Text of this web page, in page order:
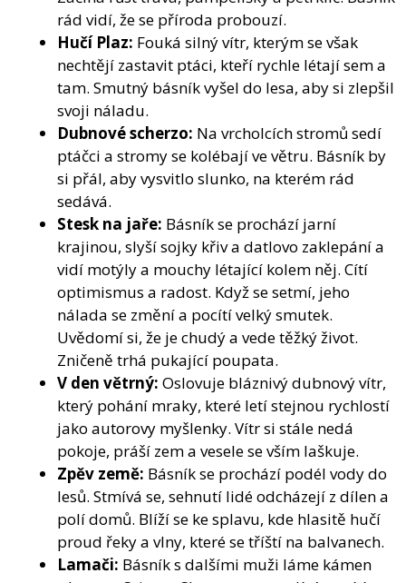
rád vidí, že se příroda probouzí.
Hučí Plaz: Fouká silný vítr, kterým se však
nechtějí zastavit ptáci, kteří rychle létají sem a
tam. Smutný básník vyšel do lesa, aby si zlepšil
svoji náladu.
Dubnové scherzo: Na vrcholcích stromů sedí
ptáčci a stromy se kolébají ve větru. Básník by
si přál, aby vysvitlo slunko, na kterém rád
sedává.
Stesk na jaře: Básník se prochází jarní
krajinou, slyší sojky křiv a datlovo zaklepání a
vidí motýly a mouchy létající kolem něj. Cítí
optimismus a radost. Když se setmí, jeho
nálada se změní a pocítí velký smutek.
Uvědomí si, že je chudý a vede těžký život.
Zničeně trhá pukající poupata.
V den větrný: Oslovuje bláznivý dubnový vítr,
který pohání mraky, které letí stejnou rychlostí
jako autorovy myšlenky. Vítr si stále nedá
pokoje, práší zem a vesele se vším laškuje.
Zpěv země: Básník se prochází podél vody do
lesů. Stmívá se, sehnutí lidé odcházejí z dílen a
polí domů. Blíží se ke splavu, kde hlasitě hučí
proud řeky a vlny, které se tříští na balvanech.
Lamači: Básník s dalšími muži láme kámen